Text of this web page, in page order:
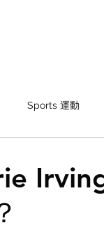
Sports 運動